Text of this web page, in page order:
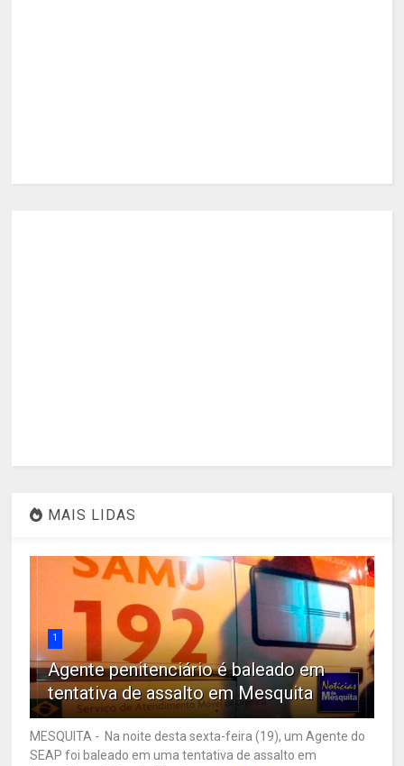
MAIS LIDAS
1
Agente penitenciário é baleado em
tentativa de assalto em Mesquita
MESQUITA - Na noite desta sexta-feira (19), um Agente do
SEAP foi baleado em uma tentativa de assalto em